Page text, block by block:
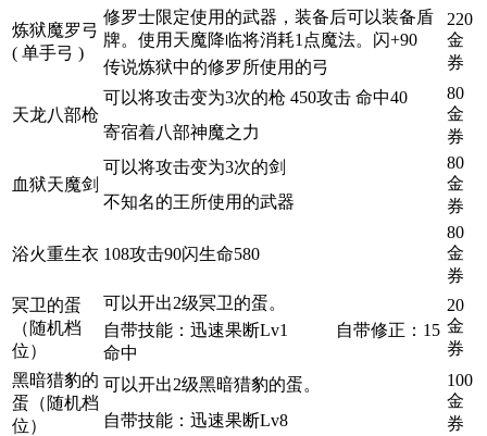
炼狱魔罗弓
( 单手弓 )
修罗士限定使用的武器，装备后可以装备盾
牌。使用天魔降临将消耗1点魔法。闪+90
220
金
券
传说炼狱中的修罗所使用的弓
天龙八部枪
可以将攻击变为3次的枪 450攻击 命中40
80
金
券
寄宿着八部神魔之力
血狱天魔剑
可以将攻击变为3次的剑
80
金
券
不知名的王所使用的武器
浴火重生衣 108攻击90闪生命580
80
金
券
冥卫的蛋
（随机档
位）
可以开出2级冥卫的蛋。
20
金
券
自带技能：迅速果断Lv1 自带修正：15
命中
黑暗猎豹的
蛋（随机档
位）
可以开出2级黑暗猎豹的蛋。
100
金
券
自带技能：迅速果断Lv8